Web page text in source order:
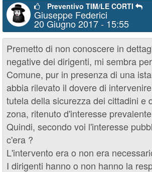
Preventivo TIM/LE CORTI
Giuseppe Federici
20 Giugno 2017 - 15:55
Premetto di non conoscere in
negative dei dirigenti, mi sembra
Comune, pur in presenza di una
abbia rilevato il dovere di
tutela della sicurezza dei cittadini e
zona, ritenuto d'interesse
Quindi, secondo voi l'interesse
c'era ?
L'intervento era o non era
I dirigenti hanno o non hanno la